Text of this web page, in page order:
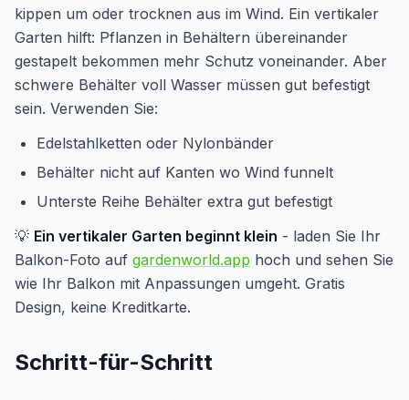
kippen um oder trocknen aus im Wind. Ein vertikaler
Garten hilft: Pflanzen in Behältern übereinander
gestapelt bekommen mehr Schutz voneinander. Aber
schwere Behälter voll Wasser müssen gut befestigt
sein. Verwenden Sie:
Edelstahlketten oder Nylonbänder
Behälter nicht auf Kanten wo Wind funnelt
Unterste Reihe Behälter extra gut befestigt
💡 Ein vertikaler Garten beginnt klein - laden Sie Ihr
Balkon-Foto auf gardenworld.app hoch und sehen Sie
wie Ihr Balkon mit Anpassungen umgeht. Gratis
Design, keine Kreditkarte.
Schritt-für-Schritt